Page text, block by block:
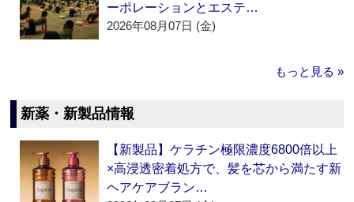
ーポレーションとエステ…
2026年08月07日 (金)
もっと見る »
新薬・新製品情報
【新製品】ケラチン極限濃度6800倍以上
×高浸透密着処方で、髪を芯から満たす新
ヘアケアブラン…